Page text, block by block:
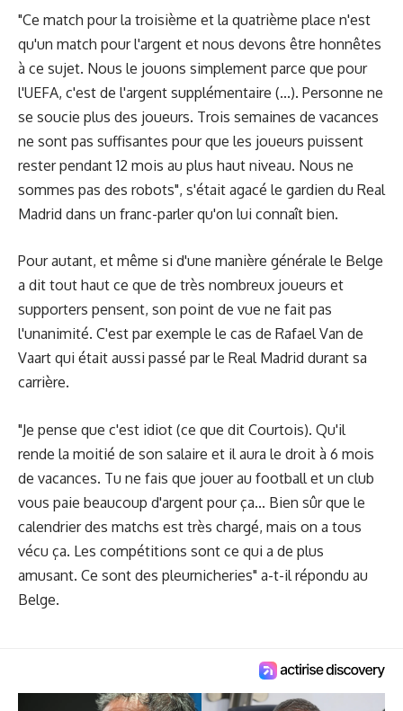
"Ce match pour la troisième et la quatrième place n'est
qu'un match pour l'argent et nous devons être honnêtes
à ce sujet. Nous le jouons simplement parce que pour
l'UEFA, c'est de l'argent supplémentaire (...). Personne ne
se soucie plus des joueurs. Trois semaines de vacances
ne sont pas suffisantes pour que les joueurs puissent
rester pendant 12 mois au plus haut niveau. Nous ne
sommes pas des robots", s'était agacé le gardien du Real
Madrid dans un franc-parler qu'on lui connaît bien.
Pour autant, et même si d'une manière générale le Belge
a dit tout haut ce que de très nombreux joueurs et
supporters pensent, son point de vue ne fait pas
l'unanimité. C'est par exemple le cas de Rafael Van de
Vaart qui était aussi passé par le Real Madrid durant sa
carrière.
"Je pense que c'est idiot (ce que dit Courtois). Qu'il
rende la moitié de son salaire et il aura le droit à 6 mois
de vacances. Tu ne fais que jouer au football et un club
vous paie beaucoup d'argent pour ça... Bien sûr que le
calendrier des matchs est très chargé, mais on a tous
vécu ça. Les compétitions sont ce qui a de plus
amusant. Ce sont des pleurnicheries" a-t-il répondu au
Belge.